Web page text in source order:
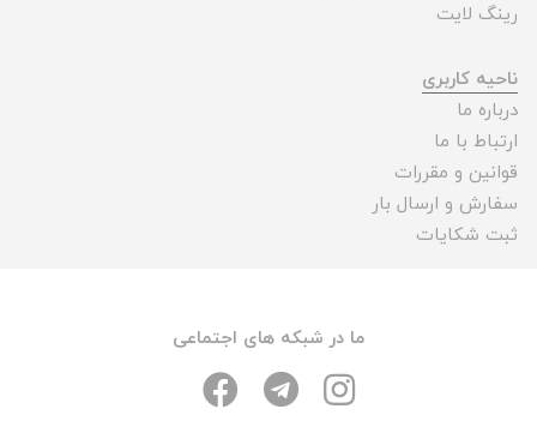
رینگ لایت
ناحیه کاربری
درباره ما
ارتباط با ما
قوانین و مقررات
سفارش و ارسال بار
ثبت شکایات
ما در شبکه های اجتماعی